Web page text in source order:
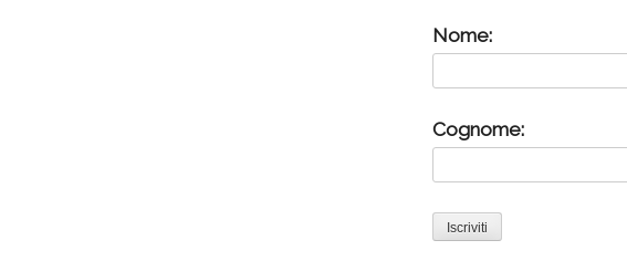
Nome:
Cognome: